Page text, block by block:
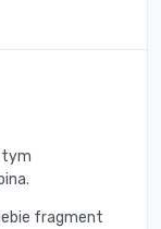
tym
fragment